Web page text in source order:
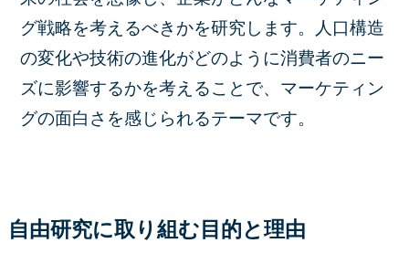
グ戦略を考えるべきかを研究します。人口構造
の変化や技術の進化がどのように消費者のニー
ズに影響するかを考えることで、マーケティン
グの面白さを感じられるテーマです。
自由研究に取り組む目的と理由